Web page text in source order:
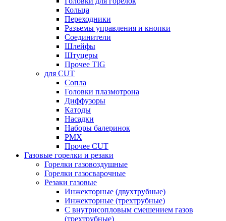
Кольца
Переходники
Разъемы управления и кнопки
Соединители
Шлейфы
Штуцеры
Прочее TIG
для CUT
Сопла
Головки плазмотрона
Диффузоры
Катоды
Насадки
Наборы балеринок
PMX
Прочее CUT
Газовые горелки и резаки
Горелки газовоздушные
Горелки газосварочные
Резаки газовые
Инжекторные (двухтрубные)
Инжекторные (трехтрубные)
С внутрисопловым смешением газов
(трехтрубные)